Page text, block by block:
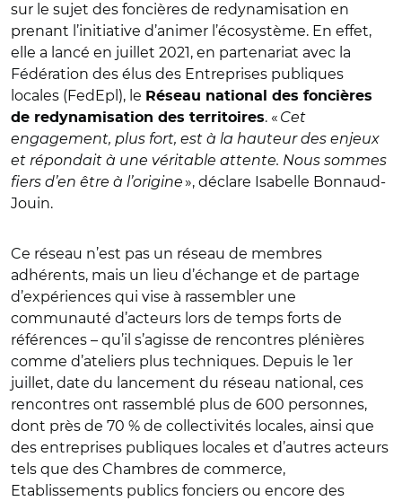
sur le sujet des foncières de redynamisation en
prenant l’initiative d’animer l’écosystème. En effet,
elle a lancé en juillet 2021, en partenariat avec la
Fédération des élus des Entreprises publiques
locales (FedEpl), le Réseau national des foncières
de redynamisation des territoires. « Cet
engagement, plus fort, est à la hauteur des enjeux
et répondait à une véritable attente. Nous sommes
fiers d’en être à l’origine», déclare Isabelle Bonnaud-
Jouin.
Ce réseau n’est pas un réseau de membres
adhérents, mais un lieu d’échange et de partage
d’expériences qui vise à rassembler une
communauté d’acteurs lors de temps forts de
références – qu’il s’agisse de rencontres plénières
comme d’ateliers plus techniques. Depuis le 1er
juillet, date du lancement du réseau national, ces
rencontres ont rassemblé plus de 600 personnes,
dont près de 70 % de collectivités locales, ainsi que
des entreprises publiques locales et d’autres acteurs
tels que des Chambres de commerce,
Etablissements publics fonciers ou encore des